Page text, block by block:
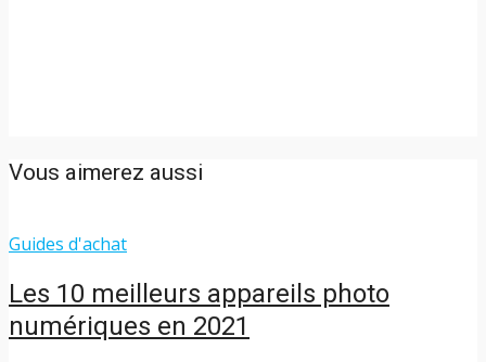
Vous aimerez aussi
Guides d'achat
Les 10 meilleurs appareils photo
numériques en 2021